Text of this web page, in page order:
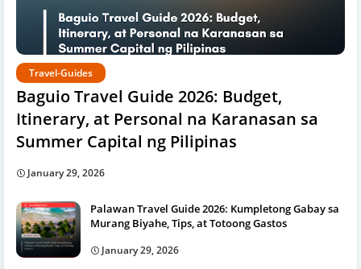
Travel-Guides
Baguio Travel Guide 2026: Budget,
Itinerary, at Personal na Karanasan sa
Summer Capital ng Pilipinas
January 29, 2026
Palawan Travel Guide 2026: Kumpletong Gabay sa
Murang Biyahe, Tips, at Totoong Gastos
January 29, 2026